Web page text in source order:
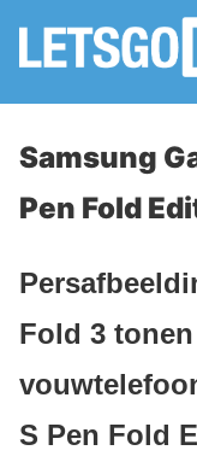
Samsung
Pen Fold
Fold 3
S Pen Fold